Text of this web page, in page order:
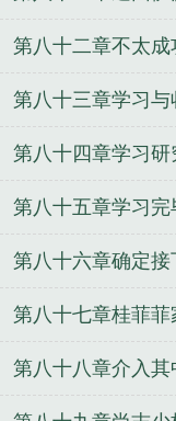
第八十二章不太成
第八十三章学习与
第八十四章学习研
第八十五章学习完
第八十六章确定接
第八十七章桂菲菲
第八十八章介入其